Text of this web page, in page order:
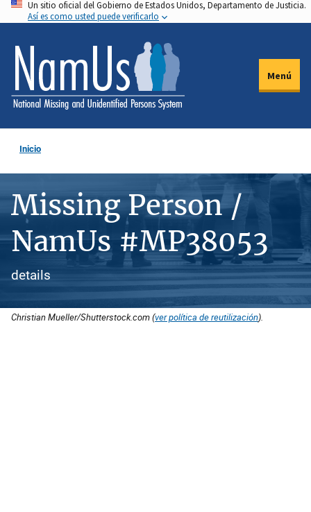
Pasar
al
contenido
principal
Un sitio oficial del Gobierno de Estados Unidos, Departamento de Justicia.
Así es como usted puede verificarlo
Menú
Inicio
Missing Person /
NamUs #MP38053
details
Christian Mueller/Shutterstock.com (ver política de reutilización).